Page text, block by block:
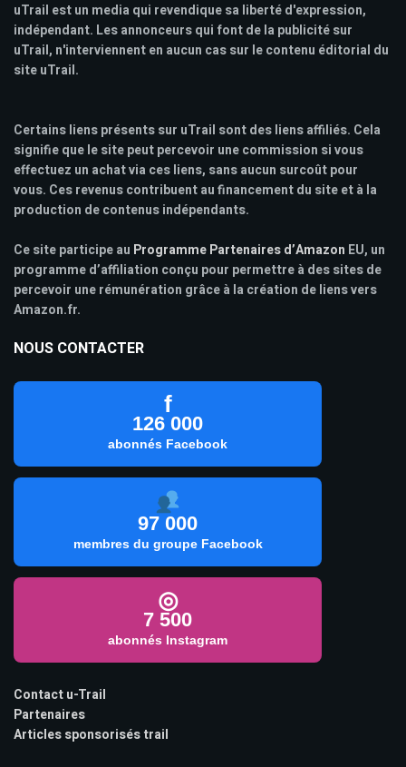
uTrail est un media qui revendique sa liberté d'expression,
indépendant. Les annonceurs qui font de la publicité sur
uTrail, n'interviennent en aucun cas sur le contenu éditorial du
site uTrail.
Certains liens présents sur uTrail sont des liens affiliés. Cela
signifie que le site peut percevoir une commission si vous
effectuez un achat via ces liens, sans aucun surcoût pour
vous. Ces revenus contribuent au financement du site et à la
production de contenus indépendants.
Ce site participe au Programme Partenaires d’Amazon EU, un
programme d’affiliation conçu pour permettre à des sites de
percevoir une rémunération grâce à la création de liens vers
Amazon.fr.
NOUS CONTACTER
f
126 000
abonnés Facebook
97 000
membres du groupe Facebook
◎
7 500
abonnés Instagram
Contact u-Trail
Partenaires
Articles sponsorisés trail